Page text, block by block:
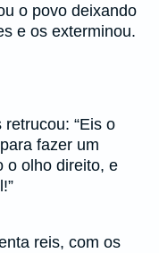
o povo deixando
e os exterminou.
“Eis o
fazer um
o olho direito, e
reis, com os